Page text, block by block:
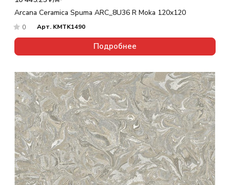
Arcana Ceramica Spuma ARC_8U36 R Moka 120x120
0 Арт. KMTK1490
Подробнее